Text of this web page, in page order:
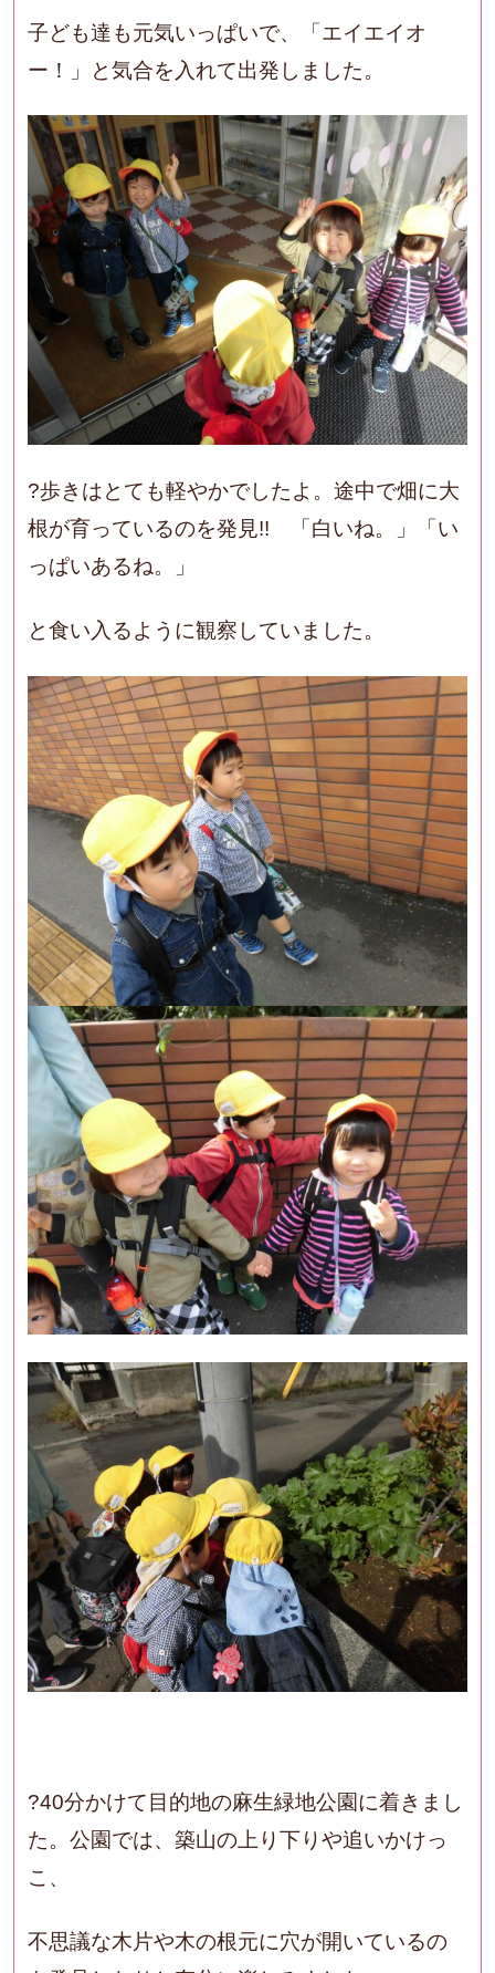
子ども達も元気いっぱいで、「エイエイオ
ー！」と気合を入れて出発しました。
?歩きはとても軽やかでしたよ。途中で畑に大
根が育っているのを発見!! 「白いね。」「い
っぱいあるね。」
と食い入るように観察していました。
?40分かけて目的地の麻生緑地公園に着きまし
た。公園では、築山の上り下りや追いかけっ
こ、
不思議な木片や木の根元に穴が開いているの